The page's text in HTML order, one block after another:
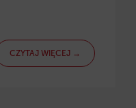
CZYTAJ WIĘCEJ →